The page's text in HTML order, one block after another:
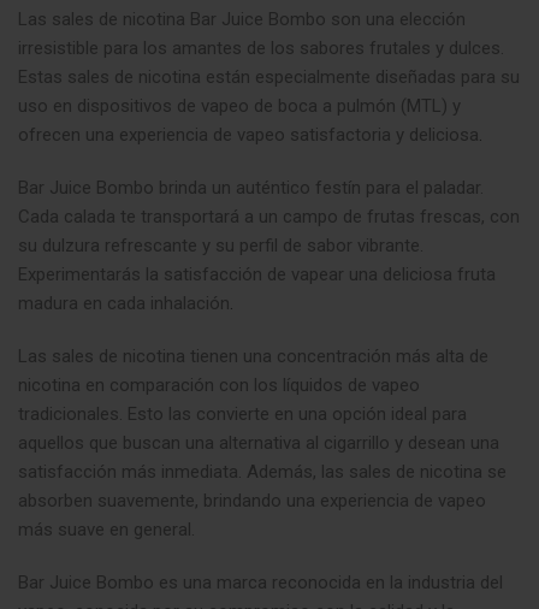
Las sales de nicotina Bar Juice Bombo son una elección
irresistible para los amantes de los sabores frutales y dulces.
Estas sales de nicotina están especialmente diseñadas para su
uso en dispositivos de vapeo de boca a pulmón (MTL) y
ofrecen una experiencia de vapeo satisfactoria y deliciosa.
Bar Juice Bombo brinda un auténtico festín para el paladar.
Cada calada te transportará a un campo de frutas frescas, con
su dulzura refrescante y su perfil de sabor vibrante.
Experimentarás la satisfacción de vapear una deliciosa fruta
madura en cada inhalación.
Las sales de nicotina tienen una concentración más alta de
nicotina en comparación con los líquidos de vapeo
tradicionales. Esto las convierte en una opción ideal para
aquellos que buscan una alternativa al cigarrillo y desean una
satisfacción más inmediata. Además, las sales de nicotina se
absorben suavemente, brindando una experiencia de vapeo
más suave en general.
Bar Juice Bombo es una marca reconocida en la industria del